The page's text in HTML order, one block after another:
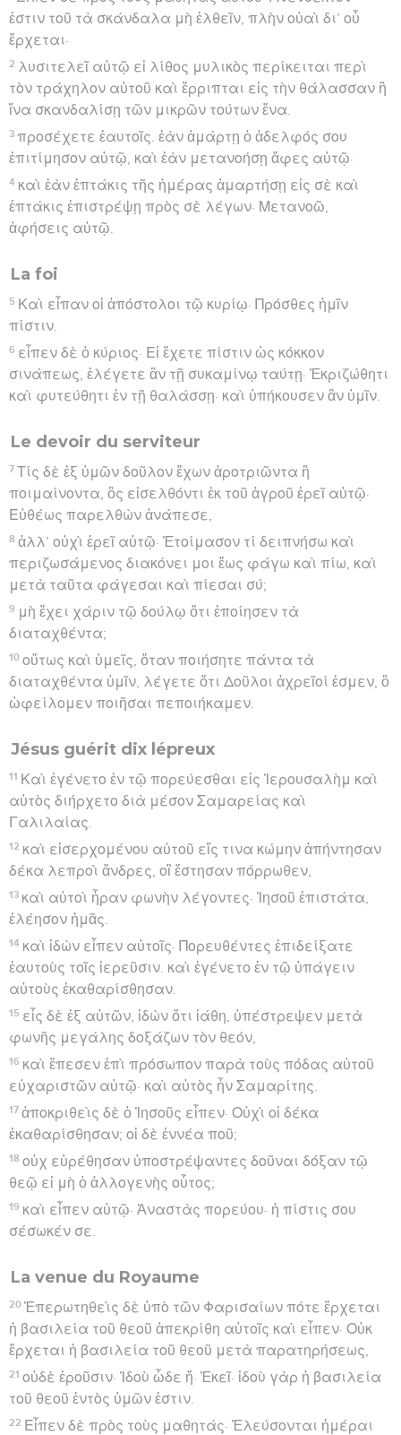
ἐστιν τοῦ τὰ σκάνδαλα μὴ ἐλθεῖν, πλὴν οὐαὶ δι’ οὗ
ἔρχεται·
2 λυσιτελεῖ αὐτῷ εἰ λίθος μυλικὸς περίκειται περὶ
τὸν τράχηλον αὐτοῦ καὶ ἔρριπται εἰς τὴν θάλασσαν ἢ
ἵνα σκανδαλίσῃ τῶν μικρῶν τούτων ἕνα.
3 προσέχετε ἑαυτοῖς. ἐὰν ἁμάρτῃ ὁ ἀδελφός σου
ἐπιτίμησον αὐτῷ, καὶ ἐὰν μετανοήσῃ ἄφες αὐτῷ·
4 καὶ ἐὰν ἑπτάκις τῆς ἡμέρας ἁμαρτήσῃ εἰς σὲ καὶ
ἑπτάκις ἐπιστρέψῃ πρὸς σὲ λέγων· Μετανοῶ,
ἀφήσεις αὐτῷ.
La foi
5 Καὶ εἶπαν οἱ ἀπόστολοι τῷ κυρίῳ· Πρόσθες ἡμῖν
πίστιν.
6 εἶπεν δὲ ὁ κύριος· Εἰ ἔχετε πίστιν ὡς κόκκον
σινάπεως, ἐλέγετε ἂν τῇ συκαμίνῳ ταύτῃ· Ἐκριζώθητι
καὶ φυτεύθητι ἐν τῇ θαλάσσῃ· καὶ ὑπήκουσεν ἂν ὑμῖν.
Le devoir du serviteur
7 Τίς δὲ ἐξ ὑμῶν δοῦλον ἔχων ἀροτριῶντα ἢ
ποιμαίνοντα, ὃς εἰσελθόντι ἐκ τοῦ ἀγροῦ ἐρεῖ αὐτῷ·
Εὐθέως παρελθὼν ἀνάπεσε,
8 ἀλλ’ οὐχὶ ἐρεῖ αὐτῷ· Ἑτοίμασον τί δειπνήσω καὶ
περιζωσάμενος διακόνει μοι ἕως φάγω καὶ πίω, καὶ
μετὰ ταῦτα φάγεσαι καὶ πίεσαι σύ;
9 μὴ ἔχει χάριν τῷ δούλῳ ὅτι ἐποίησεν τὰ
διαταχθέντα;
10 οὕτως καὶ ὑμεῖς, ὅταν ποιήσητε πάντα τὰ
διαταχθέντα ὑμῖν, λέγετε ὅτι Δοῦλοι ἀχρεῖοί ἐσμεν, ὃ
ὠφείλομεν ποιῆσαι πεποιήκαμεν.
Jésus guérit dix lépreux
11 Καὶ ἐγένετο ἐν τῷ πορεύεσθαι εἰς Ἰερουσαλὴμ καὶ
αὐτὸς διήρχετο διὰ μέσον Σαμαρείας καὶ
Γαλιλαίας.
12 καὶ εἰσερχομένου αὐτοῦ εἴς τινα κώμην ἀπήντησαν
δέκα λεπροὶ ἄνδρες, οἳ ἔστησαν πόρρωθεν,
13 καὶ αὐτοὶ ἦραν φωνὴν λέγοντες· Ἰησοῦ ἐπιστάτα,
ἐλέησον ἡμᾶς.
14 καὶ ἰδὼν εἶπεν αὐτοῖς· Πορευθέντες ἐπιδείξατε
ἑαυτοὺς τοῖς ἱερεῦσιν. καὶ ἐγένετο ἐν τῷ ὑπάγειν
αὐτοὺς ἐκαθαρίσθησαν.
15 εἷς δὲ ἐξ αὐτῶν, ἰδὼν ὅτι ἰάθη, ὑπέστρεψεν μετὰ
φωνῆς μεγάλης δοξάζων τὸν θεόν,
16 καὶ ἔπεσεν ἐπὶ πρόσωπον παρὰ τοὺς πόδας αὐτοῦ
εὐχαριστῶν αὐτῷ· καὶ αὐτὸς ἦν Σαμαρίτης.
17 ἀποκριθεὶς δὲ ὁ Ἰησοῦς εἶπεν· Οὐχὶ οἱ δέκα
ἐκαθαρίσθησαν; οἱ δὲ ἐννέα ποῦ;
18 οὐχ εὑρέθησαν ὑποστρέψαντες δοῦναι δόξαν τῷ
θεῷ εἰ μὴ ὁ ἀλλογενὴς οὗτος;
19 καὶ εἶπεν αὐτῷ· Ἀναστὰς πορεύου· ἡ πίστις σου
σέσωκέν σε.
La venue du Royaume
20 Ἐπερωτηθεὶς δὲ ὑπὸ τῶν Φαρισαίων πότε ἔρχεται
ἡ βασιλεία τοῦ θεοῦ ἀπεκρίθη αὐτοῖς καὶ εἶπεν· Οὐκ
ἔρχεται ἡ βασιλεία τοῦ θεοῦ μετὰ παρατηρήσεως,
21 οὐδὲ ἐροῦσιν· Ἰδοὺ ὧδε ἤ· Ἐκεῖ· ἰδοὺ γὰρ ἡ βασιλεία
τοῦ θεοῦ ἐντὸς ὑμῶν ἐστιν.
22 Εἶπεν δὲ πρὸς τοὺς μαθητάς· Ἐλεύσονται ἡμέραι